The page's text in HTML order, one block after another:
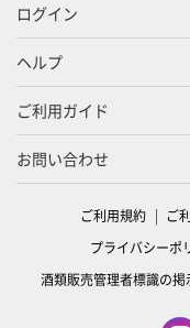
ログイン
ヘルプ
ご利用ガイド
お問い合わせ
ご利用規約 ご
プライバシーポ
酒類販売管理者標識の掲